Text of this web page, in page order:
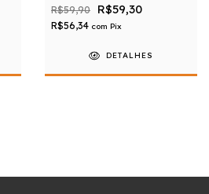
R$59,90 R$59,30
R$56,34 com Pix
DETALHES